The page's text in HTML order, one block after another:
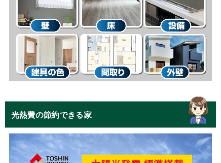
光熱費の節約できる家